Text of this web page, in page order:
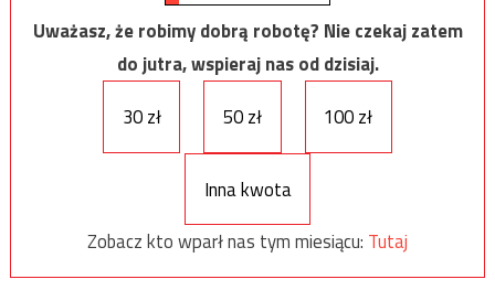
Uważasz, że robimy dobrą robotę? Nie czekaj zatem
do jutra, wspieraj nas od dzisiaj.
30 zł
50 zł 100 zł
Inna kwota
Zobacz kto wparł nas tym miesiącu: Tutaj